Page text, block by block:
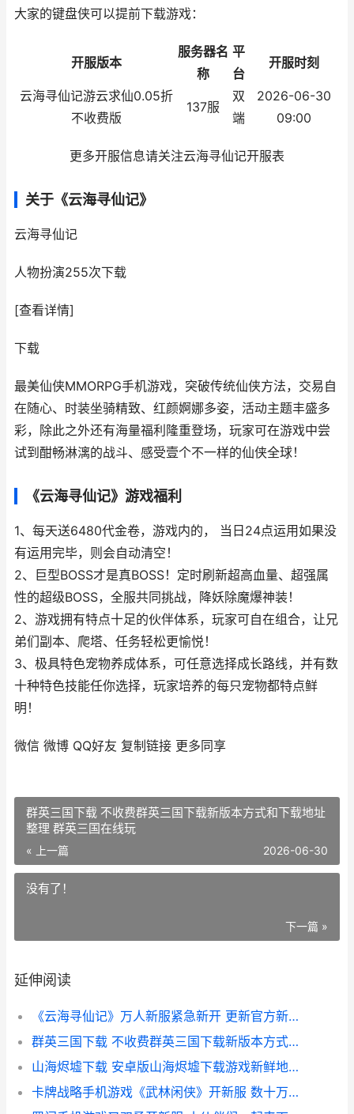
大家的键盘侠可以提前下载游戏：
开服版本
服务器名
称
平
台
开服时刻
云海寻仙记游云求仙0.05折
不收费版
137服
双
端
2026-06-30
09:00
更多开服信息请关注云海寻仙记开服表
关于《云海寻仙记》
云海寻仙记
人物扮演255次下载
[查看详情]
下载
最美仙侠MMORPG手机游戏，突破传统仙侠方法，交易自
在随心、时装坐骑精致、红颜婀娜多姿，活动主题丰盛多
彩，除此之外还有海量福利隆重登场，玩家可在游戏中尝
试到酣畅淋漓的战斗、感受壹个不一样的仙侠全球！
《云海寻仙记》游戏福利
1、每天送6480代金卷，游戏内的， 当日24点运用如果没
有运用完毕，则会自动清空！
2、巨型BOSS才是真BOSS！定时刷新超高血量、超强属
性的超级BOSS，全服共同挑战，降妖除魔爆神装！
2、游戏拥有特点十足的伙伴体系，玩家可自在组合，让兄
弟们副本、爬塔、任务轻松更愉悦！
3、极具特色宠物养成体系，可任意选择成长路线，并有数
十种特色技能任你选择，玩家培养的每只宠物都特点鲜
明！
微信 微博 QQ好友 复制链接 更多同享
群英三国下载 不收费群英三国下载新版本方式和下载地址
整理 群英三国在线玩
« 上一篇 2026-06-30
没有了！
下一篇 »
延伸阅读
《云海寻仙记》万人新服紧急新开 更新官方新鲜版领取特权大礼包 云海寻仙记官网
群英三国下载 不收费群英三国下载新版本方式和下载地址整理 群英三国在线玩
山海烬墟下载 安卓版山海烬墟下载游戏新鲜地址和方式 烬山海绘卷壁纸
卡牌战略手机游戏《武林闲侠》开新服 数十万玩家已更新新版本 卡牌战略手机游戏有哪些